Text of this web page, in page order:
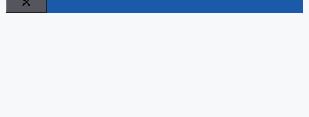
Schließen